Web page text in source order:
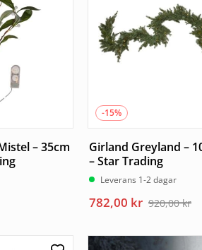
– 35cm
-15%
Girland Greyland –
– Star Trading
Leverans 1-2 dagar
920,00kr
Det
priset
782,00 kr
Det
priset